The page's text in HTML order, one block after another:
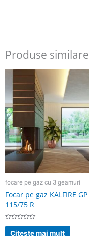
Produse similare
focare pe gaz cu 3 geamuri
Focar pe gaz KALFIRE GP
115/75 R
Evaluat
Citeste mai mult